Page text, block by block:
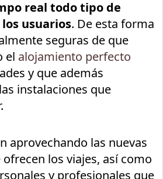
real todo tipo de
usuarios. De esta forma
seguras de que
el alojamiento perfecto
y que además
instalaciones que
aprovechando las nuevas
los viajes, así como
y profesionales que